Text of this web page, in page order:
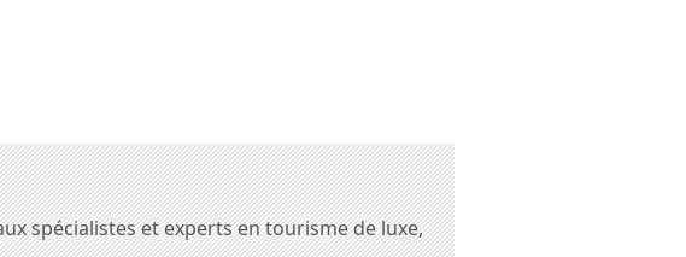
spécialistes et experts en tourisme de luxe,